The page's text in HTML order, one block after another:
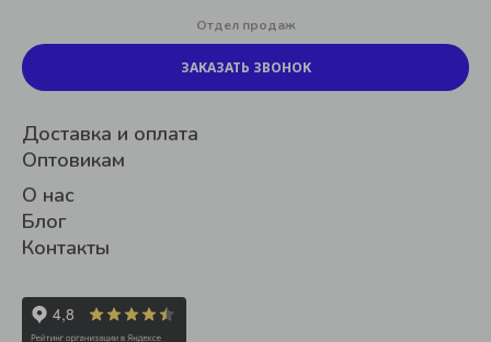
Доставка и оплата
Оптовикам
О нас
Блог
Контакты
Отдел продаж
ЗАКАЗАТЬ ЗВОНОК